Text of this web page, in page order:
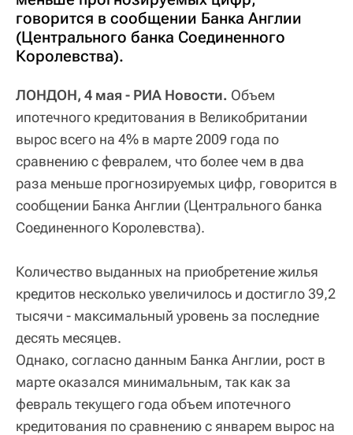
говорится в сообщении Банка Англии
(Центрального банка Соединенного
Королевства).
ЛОНДОН, 4 мая - РИА Новости. Объем
ипотечного кредитования в Великобритании
вырос всего на 4% в марте 2009 года по
сравнению с февралем, что более чем в два
раза меньше прогнозируемых цифр, говорится в
сообщении Банка Англии (Центрального банка
Соединенного Королевства).
Количество выданных на приобретение жилья
кредитов несколько увеличилось и достигло 39,2
тысячи - максимальный уровень за последние
десять месяцев.
Однако, согласно данным Банка Англии, рост в
марте оказался минимальным, так как за
февраль текущего года объем ипотечного
кредитования по сравнению с январем вырос на